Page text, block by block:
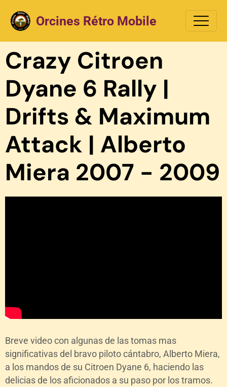
Orcines Rétro Mobile
Crazy Citroen
Dyane 6 Rally |
Drifts & Maximum
Attack | Alberto
Miera 2007 - 2009
Breve video con algunas de las tomas mas
significativas del bravo piloto cántabro, Alberto Miera,
a los mandos de su Citroen Dyane 6, haciendo las
delicias de los aficionados a su paso por los tramos.